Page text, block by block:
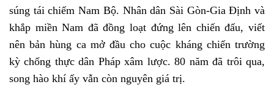
súng tái chiếm Nam Bộ. Nhân dân Sài Gòn-Gia Định và
khắp miền Nam đã đồng loạt đứng lên chiến đấu, viết
nên bản hùng ca mở đầu cho cuộc kháng chiến trường
kỳ chống thực dân Pháp xâm lược. 80 năm đã trôi qua,
song hào khí ấy vẫn còn nguyên giá trị.